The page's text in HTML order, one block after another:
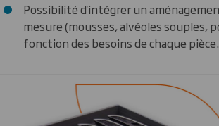
Possibilité d'intégrer un
mesure (mousses, alvéoles souples,
fonction des besoins de chaque pièce.